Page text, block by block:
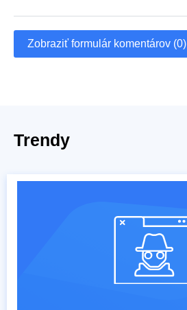
Zobraziť formulár komentárov (0)
Trendy